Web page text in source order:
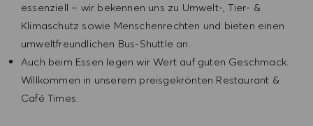
essenziell – wir bekennen uns zu Umwelt-, Tier- &
Klimaschutz sowie Menschenrechten und bieten einen
umweltfreundlichen Bus-Shuttle an.
Auch beim Essen legen wir Wert auf guten Geschmack.
Willkommen in unserem preisgekrönten Restaurant &
Café Times.